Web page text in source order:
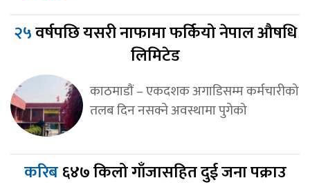
२५वर्षपछि यसरी नाफामा फर्कियो नेपाल औषधि
लिमिटेड
काठमाडाैं – एकदशक अगाडिसम्म कर्मचारीको
तलब दिन नसक्ने अवस्थामा पुगेको
करिब६४७ किलो गाँजासहित दुई जना पक्राउ